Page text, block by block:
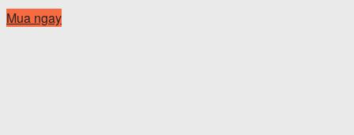
Mua ngay